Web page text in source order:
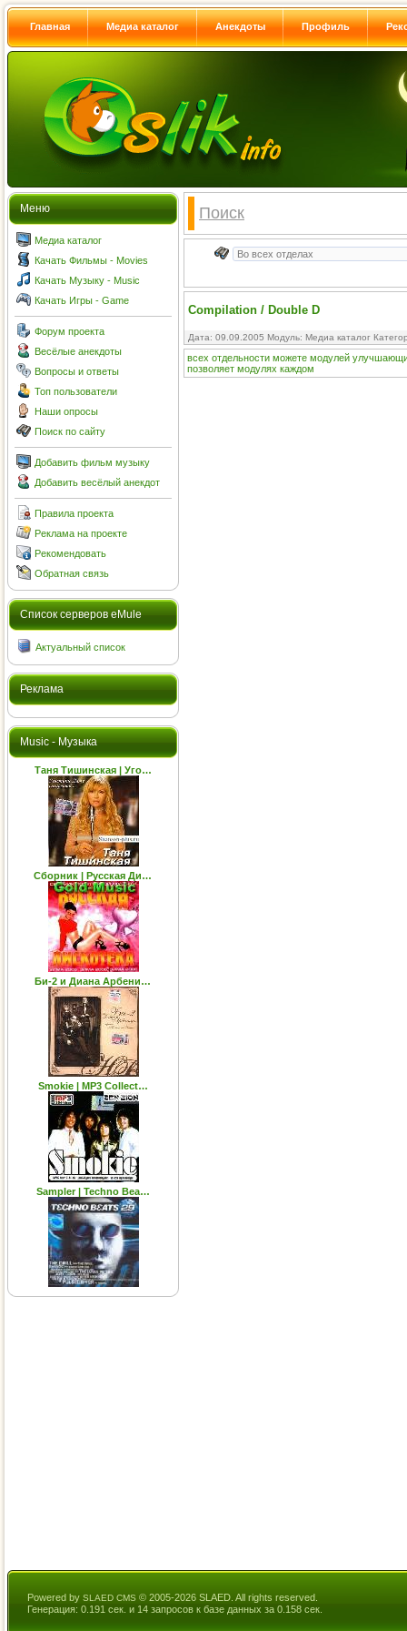
Главная Медиа каталог Анекдоты Профиль
Меню
Медиа каталог
Качать Фильмы - Movies
Качать Музыку - Music
Качать Игры - Game
Форум проекта
Весёлые анекдоты
Вопросы и ответы
Топ пользователи
Наши опросы
Поиск по сайту
Добавить фильм музыку
Добавить весёлый анекдот
Правила проекта
Реклама на проекте
Рекомендовать
Обратная связь
Cписок серверов eMule
Актуальный список
Реклама
Music - Музыка
Таня Тишинская | Уго…
Сборник | Русская Ди…
Би-2 и Диана Арбени…
Smokie | MP3 Collect…
Sampler | Techno Bea…
Поиск
Compilation / Double D
Дата: 09.09.2005 Модуль: Медиа каталог
всех отдельности можете модулей
позволяет модулях каждом
Powered by SLAED CMS © 2005-2026 SLAED. All rights reserved.
Генерация: 0.191 сек. и 14 запросов к базе данных за 0.158 сек.